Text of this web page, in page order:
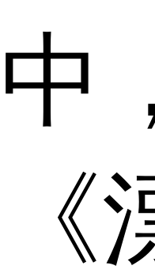
中